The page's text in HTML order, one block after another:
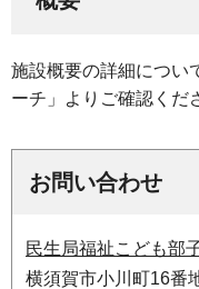
施設概要の詳細につい
ーチ」よりご確認くだ
お問い合わせ
民生局福祉こども部
横須賀市小川町16番